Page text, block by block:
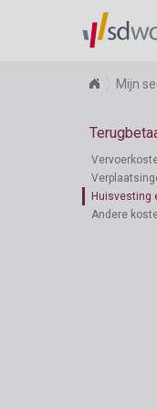
Mijn
Huisvesting
Andere